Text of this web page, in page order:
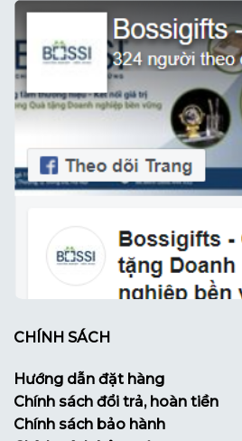
CHÍNH SÁCH
Hướng dẫn đặt hàng
Chính sách đổi trả, hoàn tiền
Chính sách bảo hành